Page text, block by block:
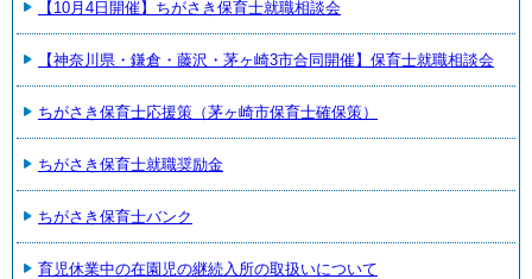
【10月4日開催】ちがさき保育士就職相談会
【神奈川県・鎌倉・藤沢・茅ヶ崎3市合同開催】保育士就職相談会
ちがさき保育士応援策（茅ヶ崎市保育士確保策）
ちがさき保育士就職奨励金
ちがさき保育士バンク
育児休業中の在園児の継続入所の取扱いについて